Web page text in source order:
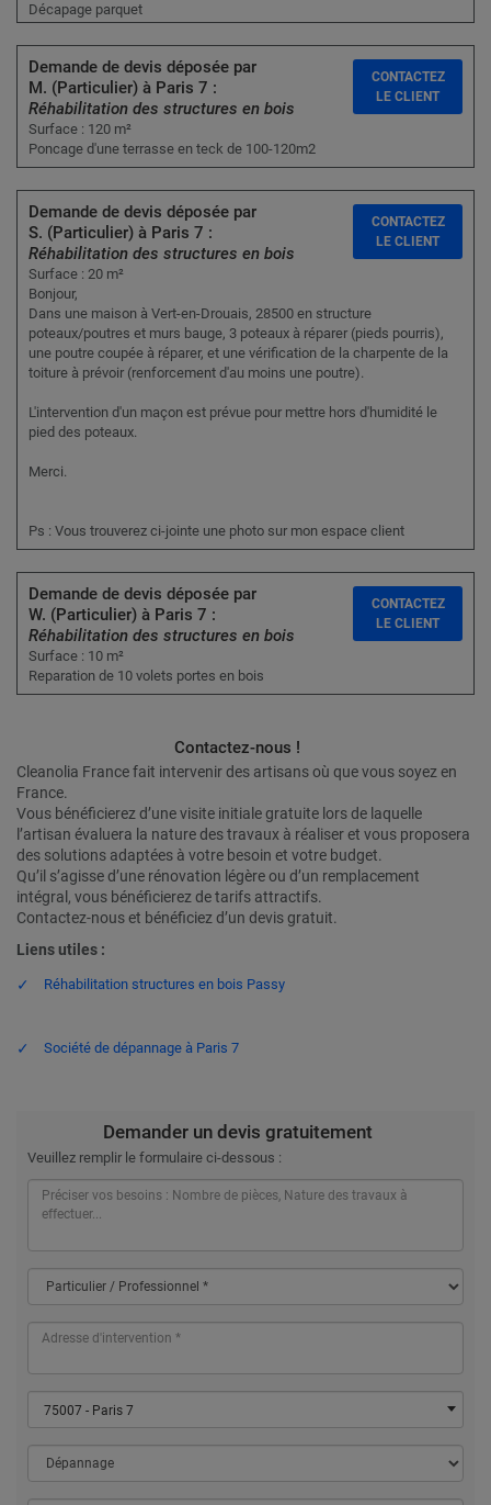
Décapage parquet
Demande de devis déposée par
M. (Particulier) à Paris 7 :
Réhabilitation des structures en bois
Surface : 120 m²
Poncage d'une terrasse en teck de 100-120m2
CONTACTEZ
LE CLIENT
Demande de devis déposée par
S. (Particulier) à Paris 7 :
Réhabilitation des structures en bois
Surface : 20 m²
Bonjour,
Dans une maison à Vert-en-Drouais, 28500 en structure
poteaux/poutres et murs bauge, 3 poteaux à réparer (pieds pourris),
une poutre coupée à réparer, et une vérification de la charpente de la
toiture à prévoir (renforcement d'au moins une poutre).
L'intervention d'un maçon est prévue pour mettre hors d'humidité le
pied des poteaux.
Merci.
Ps : Vous trouverez ci-jointe une photo sur mon espace client
CONTACTEZ
LE CLIENT
Demande de devis déposée par
W. (Particulier) à Paris 7 :
Réhabilitation des structures en bois
Surface : 10 m²
Reparation de 10 volets portes en bois
CONTACTEZ
LE CLIENT
Contactez-nous !
Cleanolia France fait intervenir des artisans où que vous soyez en
France.
Vous bénéficierez d’une visite initiale gratuite lors de laquelle
l’artisan évaluera la nature des travaux à réaliser et vous proposera
des solutions adaptées à votre besoin et votre budget.
Qu’il s’agisse d’une rénovation légère ou d’un remplacement
intégral, vous bénéficierez de tarifs attractifs.
Contactez-nous et bénéficiez d’un devis gratuit.
Liens utiles :
Réhabilitation structures en bois Passy
Société de dépannage à Paris 7
Demander un devis gratuitement
Veuillez remplir le formulaire ci-dessous :
75007 - Paris 7